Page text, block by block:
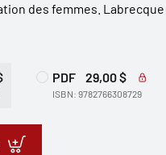
des femmes.
PDF 29,00 $
ISBN: 9782766308729